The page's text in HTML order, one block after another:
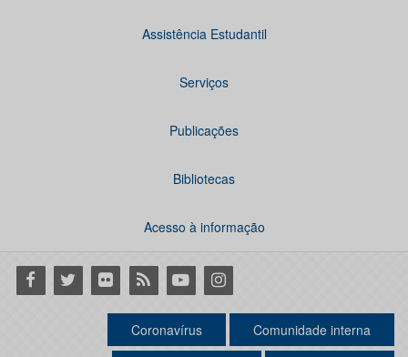
Assistência Estudantil
Serviços
Publicações
Bibliotecas
Acesso à informação
Facebook
Twitter Flickr RSS YoutubeInstagram
Coronavírus Comunidade interna